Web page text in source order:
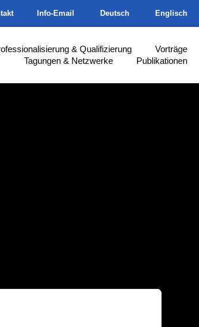
Info-Email Deutsch Englisch
& Qualifizierung
Vorträge
Tagungen & Netzwerke
Publikationen